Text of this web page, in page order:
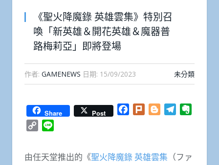
《聖火降魔錄 英雄雲集》特別召
喚「新英雄＆開花英雄＆魔器普
路梅莉亞」即將登場
作者: GAMENEWS 日期: 15/09/2023 未分類
Share Post Facebook
Plurk BloggerTelegram
Copy
由任天堂推出的《聖火降魔錄 英雄雲集 （ファ